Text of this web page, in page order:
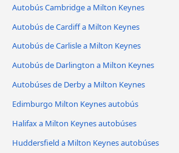
Autobús Cambridge a Milton Keynes
Autobús de Cardiff a Milton Keynes
Autobús de Carlisle a Milton Keynes
Autobús de Darlington a Milton Keynes
Autobúses de Derby a Milton Keynes
Edimburgo Milton Keynes autobús
Halifax a Milton Keynes autobúses
Huddersfield a Milton Keynes autobúses